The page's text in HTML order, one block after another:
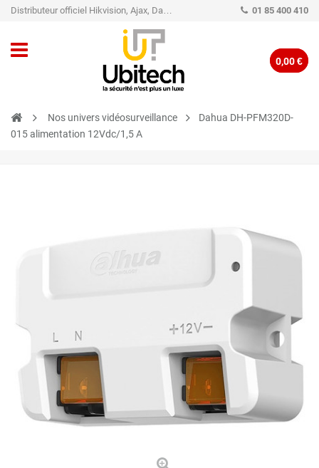
Distributeur officiel Hikvision, Ajax, Dahua, TP-Link - Caméra de vidéo surveillance - Alarme 01 85 400 410
0,00 €
Nos univers vidéosurveillance
Dahua DH-PFM320D-
015 alimentation 12Vdc/1,5 A